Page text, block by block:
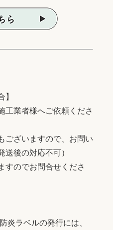
】
工業者様へご依頼くださ
ございますので、お問い
送後の対応不可）
すのでお問合せくださ
炎ラベルの発行には、